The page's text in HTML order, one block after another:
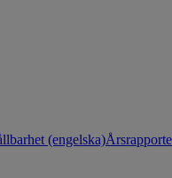
(engelska)